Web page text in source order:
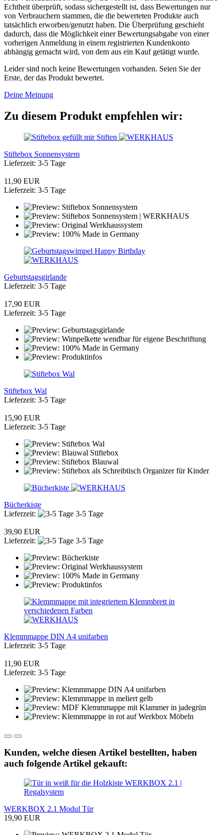
Echtheit überprüft, sodass sichergestellt ist, dass Bewertungen nur
von Verbrauchern stammen, die die bewerteten Produkte auch
tatsächlich erworben/genutzt haben. Die Überprüfung geschieht
dadurch, dass die Möglichkeit einer Bewertungsabgabe von einer
vorherigen Anmeldung in einem registrierten Kundenkonto
abhängig gemacht wird, von dem aus ein Kauf getätigt wurde.
Leider sind noch keine Bewertungen vorhanden. Seien Sie der
Erste, der das Produkt bewertet.
Deine Meinung
Zu diesem Produkt empfehlen wir:
Stiftebox Sonnensystem
Lieferzeit: 3-5 Tage
11,90 EUR
Lieferzeit: 3-5 Tage
Geburtstagsgirlande
Lieferzeit: 3-5 Tage
17,90 EUR
Lieferzeit: 3-5 Tage
Stiftebox Wal
Lieferzeit: 3-5 Tage
15,90 EUR
Lieferzeit: 3-5 Tage
Bücherkiste
Lieferzeit:
3-5 Tage
39,90 EUR
Lieferzeit:
3-5 Tage
Klemmmappe DIN A4 unifarben
Lieferzeit: 3-5 Tage
11,90 EUR
Lieferzeit: 3-5 Tage
Kunden, welche diesen Artikel bestellten, haben
auch folgende Artikel gekauft:
WERKBOX 2.1 Modul Tür
19,90 EUR